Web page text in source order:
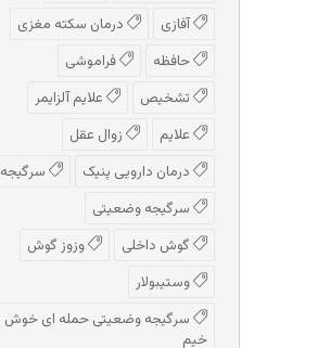
آفازی
درمان سکته مغزی
حافظه
فراموشی
تشخیص
علایم آلزایمر
علایم
زوال عقل
درمان دارویی پنیک
سرگیجه
سرگیجه وضعیتی
گوش داخلی
وزوز گوش
وستیبولار
سرگیجه وضعیتی حمله ای خوش
خیم